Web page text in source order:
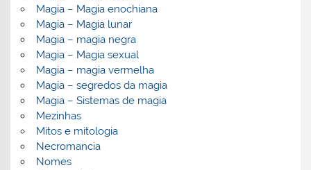
Magia – Magia enochiana
Magia – Magia lunar
Magia – magia negra
Magia – Magia sexual
Magia – magia vermelha
Magia – segredos da magia
Magia – Sistemas de magia
Mezinhas
Mitos e mitologia
Necromancia
Nomes